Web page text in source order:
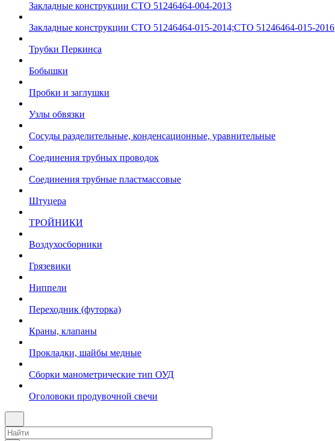
Закладные конструкции СТО 51246464-004-2013
Закладные конструкции СТО 51246464-015-2014;СТО 51246464-015-2016
Трубки Перкинса
Бобышки
Пробки и заглушки
Узлы обвязки
Сосуды разделительные, конденсационные, уравнительные
Соединения трубных проводок
Соединения трубные пластмассовые
Штуцера
ТРОЙНИКИ
Воздухосборники
Грязевики
Ниппели
Переходник (футорка)
Краны, клапаны
Прокладки, шайбы медные
Сборки манометрические тип ОУД
Оголовоки продувочной свечи